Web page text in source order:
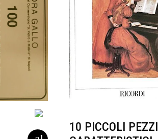
10 PICCOLI PEZZI